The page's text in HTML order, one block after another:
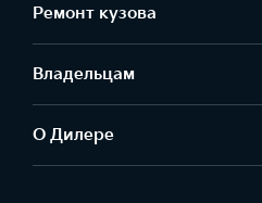
Ремонт кузова
Владельцам
О Дилере